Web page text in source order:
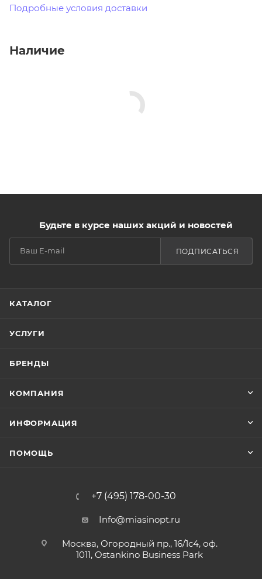
Подробные условия доставки
Наличие
Будьте в курсе наших акций и новостей
ПОДПИСАТЬСЯ
КАТАЛОГ
УСЛУГИ
БРЕНДЫ
КОМПАНИЯ
ИНФОРМАЦИЯ
ПОМОЩЬ
+7 (495) 178-00-30
Info@miasinopt.ru
Москва, Огородный пр., 16/1с4, оф.
1011, Ostankino Business Park